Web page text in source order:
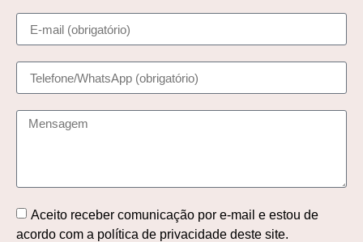
Aceito receber comunicação por e-mail e estou de
acordo com a política de privacidade deste site.